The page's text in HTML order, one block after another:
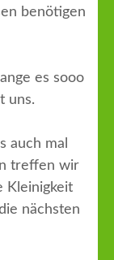
benötigen
es sooo
uns.
auch mal
treffen wir
Kleinigkeit
nächsten